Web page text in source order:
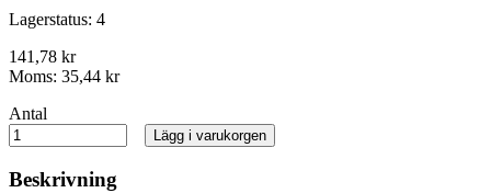
Lagerstatus: 4
141,78 kr
Moms: 35,44 kr
Antal
Lägg i varukorgen
Beskrivning